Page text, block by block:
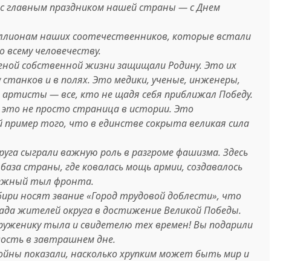
главным праздником нашей страны — с Днем
наших соотечественников, которые встали
человечеству.
собственной жизни защищали Родину. Это их
и в полях. Это медики, ученые, инженеры,
— все, кто не щадя себя приближал Победу.
не просто страница в истории. Это
того, что в единстве сокрыта великая сила
сыграли важную роль в разгроме фашизма. Здесь
страны, где ковалась мощь армии, создавалось
тыл фронта.
носят звание «Город трудовой доблести», что
жителей округа в достижение Великой Победы.
тыла и свидетелю тех времен! Вы подарили
в завтрашнем дне.
показали, насколько хрупким может быть мир и